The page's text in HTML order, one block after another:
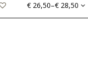
€ 26,50–€ 28,50